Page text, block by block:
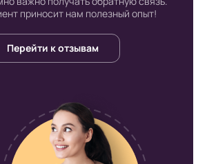
Board-
по городу Москва производится
График доставки зависит от дня
приносит нам полезный опыт!
Перейти к отзывам